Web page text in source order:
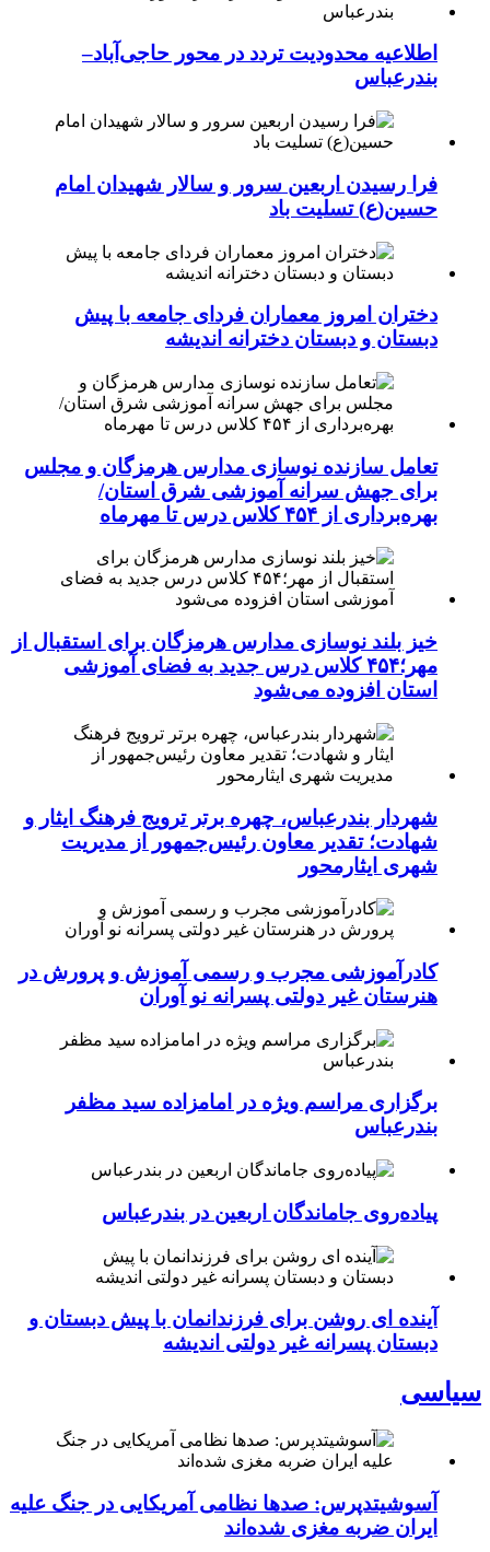
اطلاعیه محدودیت تردد در محور حاجی‌آباد–
بندرعباس
فرا رسیدن اربعین سرور و سالار شهیدان امام
حسین(ع) تسلیت باد
دختران امروز معماران فردای جامعه با پیش
دبستان و دبستان دخترانه اندیشه
تعامل سازنده نوسازی مدارس هرمزگان و مجلس
برای جهش سرانه آموزشی شرق استان/
بهره‌برداری از ۴۵۴ کلاس درس تا مهرماه
خیز بلند نوسازی مدارس هرمزگان برای استقبال از
مهر؛۴۵۴ کلاس درس جدید به فضای آموزشی
استان افزوده می‌شود
شهردار بندرعباس، چهره برتر ترویج فرهنگ ایثار و
شهادت؛ تقدیر معاون رئیس‌جمهور از مدیریت
شهری ایثارمحور
کادرآموزشی مجرب و رسمی آموزش و پرورش در
هنرستان غیر دولتی پسرانه نو آوران
برگزاری مراسم ویژه در امامزاده سید مظفر
بندرعباس
پیاده‌روی جاماندگان اربعین در بندرعباس
آینده ای روشن برای فرزندانمان با پیش دبستان و
دبستان پسرانه غیر دولتی اندیشه
سیاسی
آسوشیتدپرس: صدها نظامی آمریکایی در جنگ علیه
ایران ضربه مغزی شده‌اند